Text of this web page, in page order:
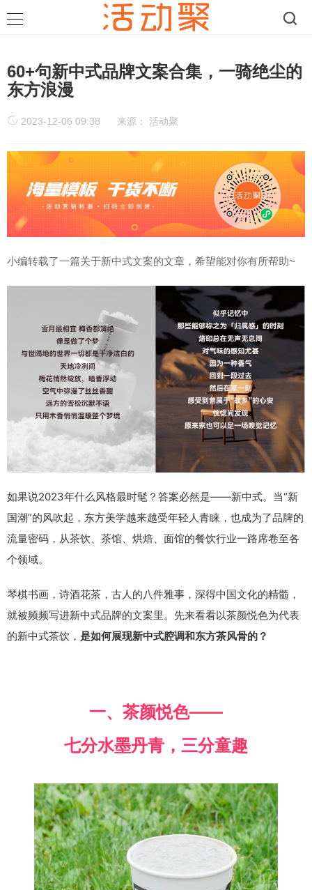
60+句新中式品牌文案合集，一骑绝尘的
东方浪漫
2023-12-06 09:38 来源： 活动聚
小编转载了一篇关于新中式文案的文章，希望能对你有所帮助~
如果说2023年什么风格最时髦？答案必然是——新中式。当“新
国潮”的风吹起，东方美学越来越受年轻人青睐，也成为了品牌的
流量密码，从茶饮、茶馆、烘焙、面馆的餐饮行业一路席卷至各
个领域。
琴棋书画，诗酒花茶，古人的八件雅事，深得中国文化的精髓，
就被频频写进新中式品牌的文案里。先来看看以茶颜悦色为代表
的新中式茶饮， 是如何展现新中式腔调和东方茶风骨的？
一、茶颜悦色——
七分水墨丹青，三分童趣